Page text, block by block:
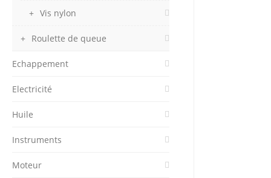
Vis nylon
Roulette de queue
Echappement
Electricité
Huile
Instruments
Moteur